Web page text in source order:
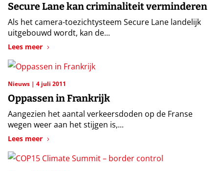
Secure Lane kan criminaliteit verminderen
Als het camera-toezichtysteem Secure Lane landelijk
uitgebouwd wordt, kan de...
Lees meer
Nieuws 4 juli 2011
Oppassen in Frankrijk
Aangezien het aantal verkeersdoden op de Franse
wegen weer aan het stijgen is,...
Lees meer